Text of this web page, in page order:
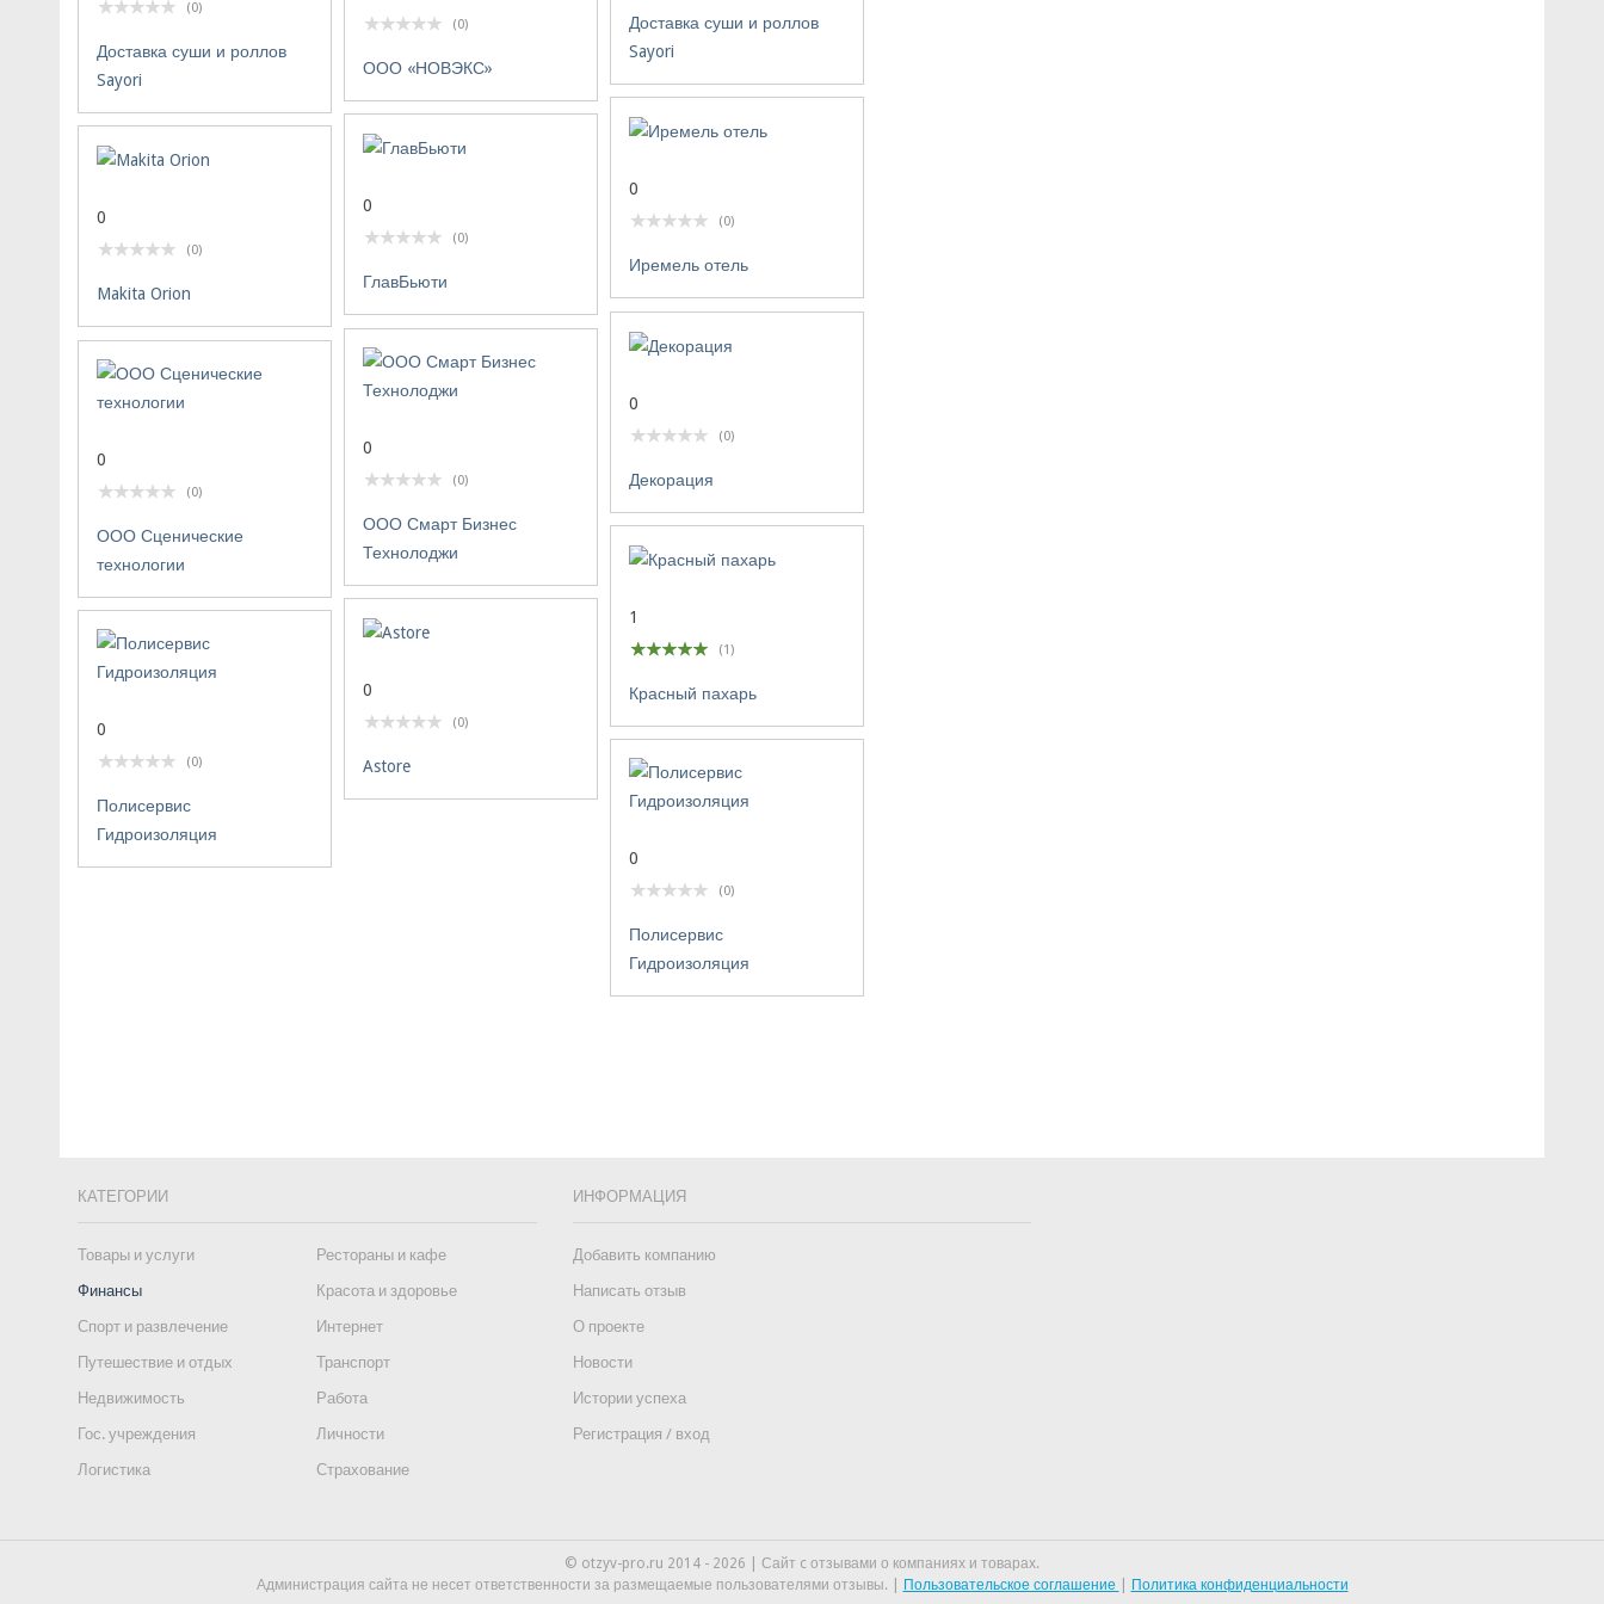
Доставка суши и роллов
Sayori
(0)
Доставка суши и роллов
Sayori
(0)
ООО «НОВЭКС»
0
(0)
Иремель отель
0
(0)
ГлавБьюти
0
(0)
Makita Orion
0
(0)
Декорация
0
(0)
ООО Смарт Бизнес
Технолоджи
0
(0)
ООО Сценические
технологии
1
(1)
Красный пахарь
0
(0)
Astore
0
(0)
Полисервис
Гидроизоляция
0
(0)
Полисервис
Гидроизоляция
КАТЕГОРИИ
Товары и услуги
Рестораны и кафе
Финансы
Красота и здоровье
Спорт и развлечение
Интернет
Путешествие и отдых
Транспорт
Недвижимость
Работа
Гос. учреждения
Личности
Логистика
Страхование
ИНФОРМАЦИЯ
Добавить компанию
Написать отзыв
О проекте
Новости
Истории успеха
Регистрация / вход
© otzyv-pro.ru 2014 - 2026 | Сайт c отзывами о компаниях и товарах.
Администрация сайта не несет ответственности за размещаемые пользователями отзывы. |
Пользовательское соглашение Политика конфиденциальности